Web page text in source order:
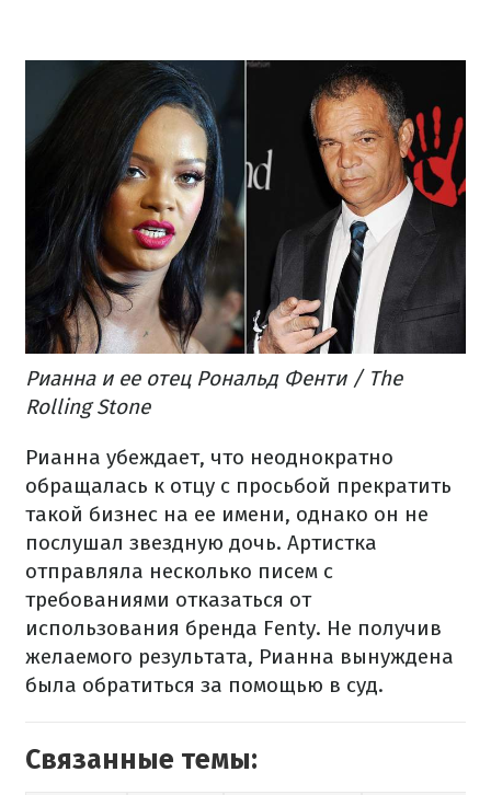
Рианна и ее отец Рональд Фенти / The
Rolling Stone
Рианна убеждает, что неоднократно
обращалась к отцу с просьбой прекратить
такой бизнес на ее имени, однако он не
послушал звездную дочь. Артистка
отправляла несколько писем с
требованиями отказаться от
использования бренда Fenty. Не получив
желаемого результата, Рианна вынуждена
была обратиться за помощью в суд.
Связанные темы: